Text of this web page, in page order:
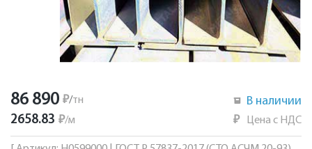
86 890 ₽/тн
2658.83 ₽/м
В наличии
₽ Цена с НДС